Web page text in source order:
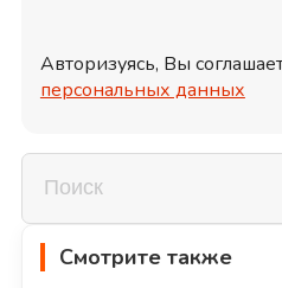
Авторизуясь, Вы
персональных данных
Смотрите также